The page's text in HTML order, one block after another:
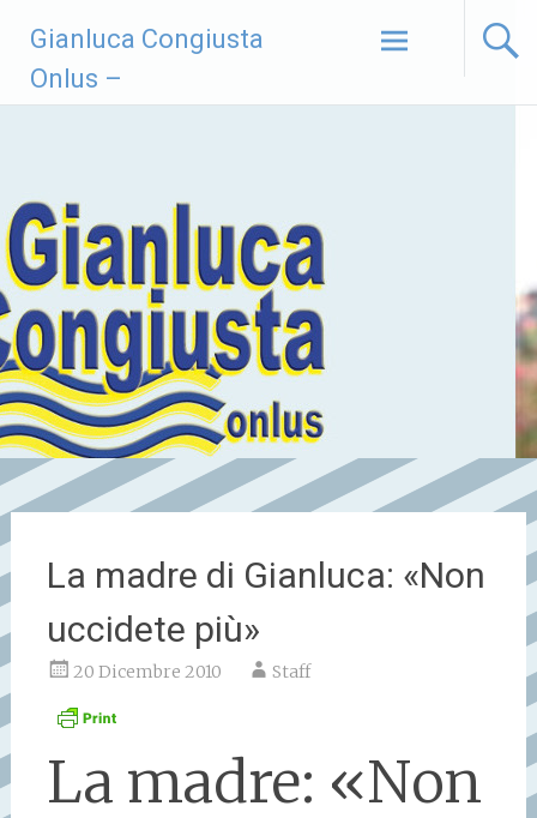
contenuto
Gianluca Congiusta
Onlus –
La madre di Gianluca: «Non
uccidete più»
20 Dicembre 2010 Staff
La madre: «Non